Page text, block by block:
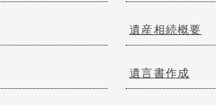
遺産相続概要
遺言書作成